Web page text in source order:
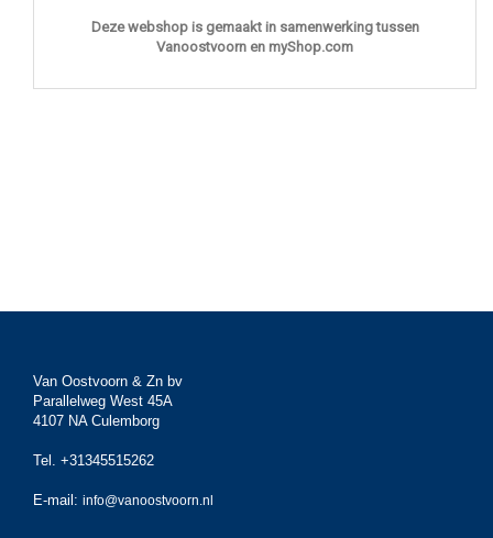
Deze webshop is gemaakt in samenwerking tussen
Vanoostvoorn en myShop.com
Van Oostvoorn & Zn bv
Parallelweg West 45A
4107 NA Culemborg
Tel. +31345515262
E-mail: info@vanoostvoorn.nl